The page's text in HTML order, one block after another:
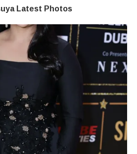
Latest Photos